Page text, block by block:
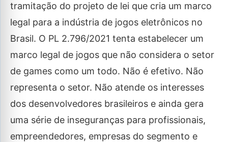
tramitação do projeto de lei que cria um marco
legal para a indústria de jogos eletrônicos no
Brasil. O PL 2.796/2021 tenta estabelecer um
marco legal de jogos que não considera o setor
de games como um todo. Não é efetivo. Não
representa o setor. Não atende os interesses
dos desenvolvedores brasileiros e ainda gera
uma série de inseguranças para profissionais,
empreendedores, empresas do segmento e